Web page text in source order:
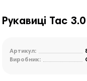
Рукавиці Tac
Артикул:
Виробник: